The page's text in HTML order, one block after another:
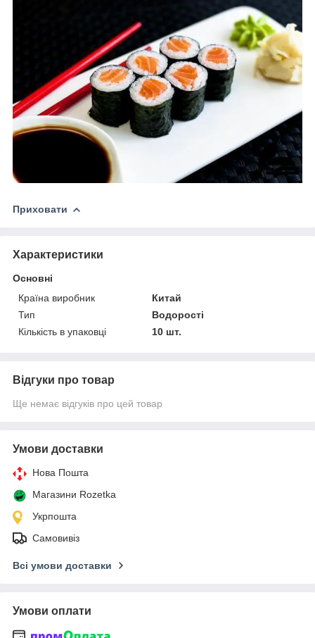
Приховати
Характеристики
Основні
Країна виробник
Китай
Тип
Водорості
Кількість в упаковці
10 шт.
Відгуки про товар
Ще немає відгуків про цей товар
Умови доставки
Нова Пошта
Магазини Rozetka
Укрпошта
Самовивіз
Всі умови доставки
Умови оплати